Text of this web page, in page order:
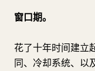
窗口期。
花了十年时间建
同、冷却系统、以